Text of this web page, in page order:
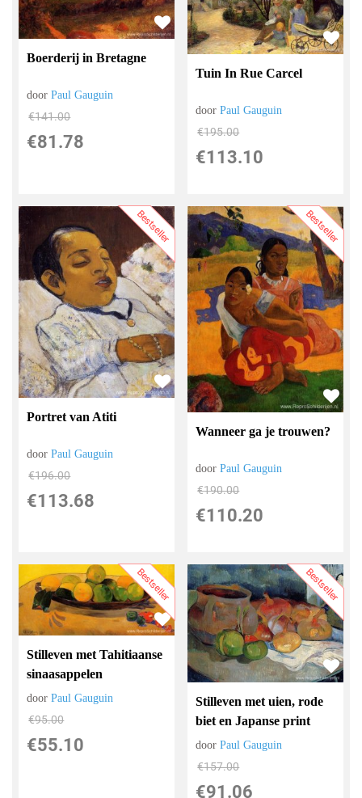
Boerderij in Bretagne
doorPaul Gauguin
€141.00
€81.78
Tuin In Rue Carcel
doorPaul Gauguin
€195.00
€113.10
Bestseller
Portret van Atiti
doorPaul Gauguin
€196.00
€113.68
Bestseller
Wanneer ga je trouwen?
doorPaul Gauguin
€190.00
€110.20
Bestseller
Stilleven met Tahitiaanse
sinaasappelen
doorPaul Gauguin
€95.00
€55.10
Bestseller
Stilleven met uien, rode
biet en Japanse print
doorPaul Gauguin
€157.00
€91.06